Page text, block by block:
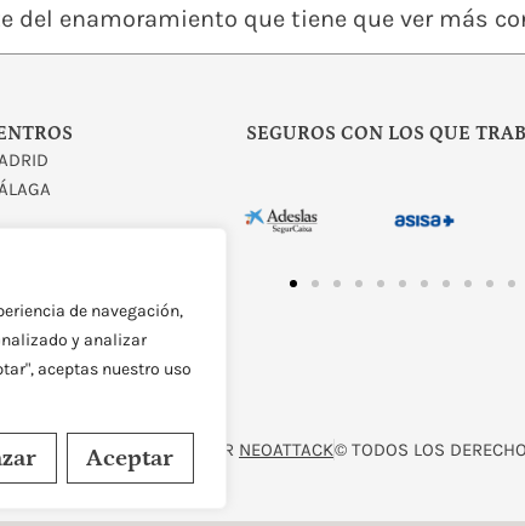
de navegación,
y analizar
aceptas nuestro uso
Aceptar
del enamoramiento que tiene que ver más
SEGUROS CON LOS QUE
Y DESARROLLADO POR NEOATTACK© TODOS LOS